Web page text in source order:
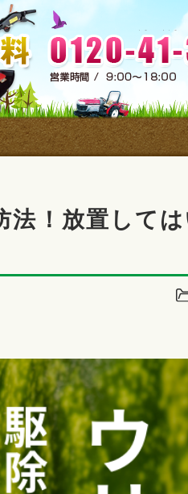
法！放置して